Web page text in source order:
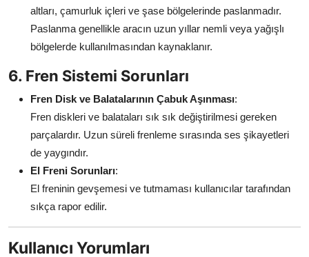
altları, çamurluk içleri ve şase bölgelerinde paslanmadır.
Paslanma genellikle aracın uzun yıllar nemli veya yağışlı
bölgelerde kullanılmasından kaynaklanır.
6. Fren Sistemi Sorunları
Fren Disk ve Balatalarının Çabuk Aşınması:
Fren diskleri ve balataları sık sık değiştirilmesi gereken
parçalardır. Uzun süreli frenleme sırasında ses şikayetleri
de yaygındır.
El Freni Sorunları:
El freninin gevşemesi ve tutmaması kullanıcılar tarafından
sıkça rapor edilir.
Kullanıcı Yorumları